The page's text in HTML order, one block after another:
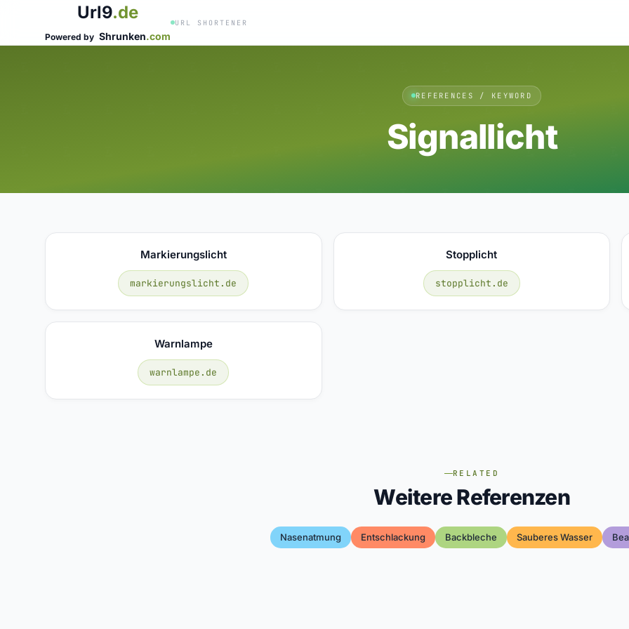
Url9.de
Powered by Shrunken.com
URL SHORTENER
REFERENCES / KEYWORD
Signallicht
Markierungslicht
markierungslicht.de
Stopplicht
stopplicht.de
Warnlampe
warnlampe.de
RELATED
Weitere Referenzen
Nasenatmung Entschlackung Backbleche Sauberes Wasser